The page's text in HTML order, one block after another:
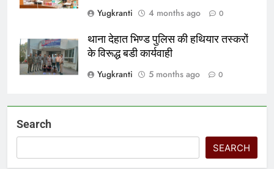
Yugkranti
4 months ago 0
थाना देहात भिण्ड पुलिस की हथियार तस्करों
के विरूद्ध बडी कार्यवाही
Yugkranti
5 months ago 0
Search
SEARCH